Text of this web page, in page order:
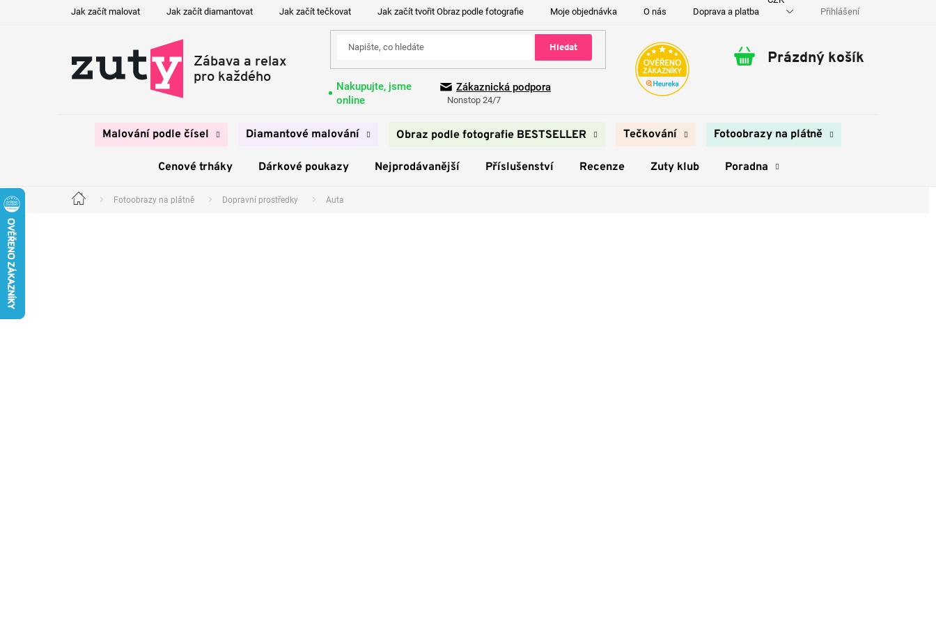
Jak začít malovat Jak začít diamantovat Jak začít tečkovat Jak začít tvořit Obraz podle fotografie Moje objednávka O nás Doprava a platba Kontakty Přihlášení
Hledat
Nakupujte, jsme
online
Zákaznická podpora
Nonstop 24/7
Nákupní
Prázdný košík
Malování podle čísel Diamantové malování Obraz podle fotografie BESTSELLER Tečkování Fotoobrazy na plátně
Cenové trháky Dárkové poukazy Nejprodávanější Příslušenství Recenze Zuty klub Poradna
Domů Fotoobrazy na plátně Dopravní prostředky Auta